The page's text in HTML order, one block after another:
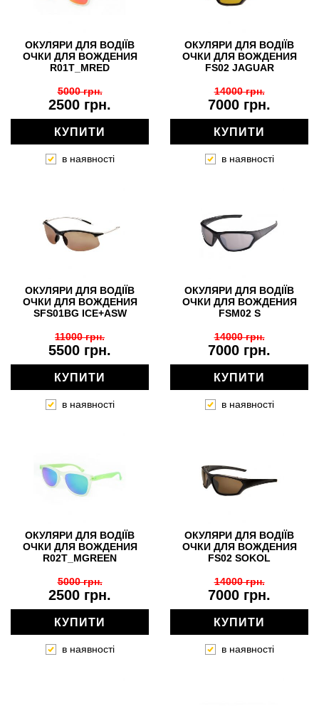
ОКУЛЯРИ ДЛЯ ВОДІЇВ
ОЧКИ ДЛЯ ВОЖДЕНИЯ
R01T_MRED
2500 грн.
5000 грн.
КУПИТИ
в наявності
ОКУЛЯРИ ДЛЯ ВОДІЇВ
ОЧКИ ДЛЯ ВОЖДЕНИЯ
FS02 JAGUAR
7000 грн.
14000 грн.
КУПИТИ
в наявності
ОКУЛЯРИ ДЛЯ ВОДІЇВ
ОЧКИ ДЛЯ ВОЖДЕНИЯ
SFS01BG ICE+ASW
5500 грн.
11000 грн.
КУПИТИ
в наявності
ОКУЛЯРИ ДЛЯ ВОДІЇВ
ОЧКИ ДЛЯ ВОЖДЕНИЯ
FSM02 S
7000 грн.
14000 грн.
КУПИТИ
в наявності
ОКУЛЯРИ ДЛЯ ВОДІЇВ
ОЧКИ ДЛЯ ВОЖДЕНИЯ
R02T_MGREEN
2500 грн.
5000 грн.
КУПИТИ
в наявності
ОКУЛЯРИ ДЛЯ ВОДІЇВ
ОЧКИ ДЛЯ ВОЖДЕНИЯ
FS02 SOKOL
7000 грн.
14000 грн.
КУПИТИ
в наявності